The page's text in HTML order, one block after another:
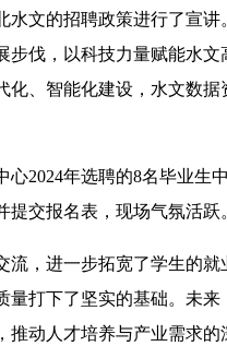
水文的招聘政策进行了宣
步伐，以科技力量赋能水
化、智能化建设，水文数
心2024年选聘的8名毕业生
交报名表，现场气氛活跃
流，进一步拓宽了学生的
量打下了坚实的基础。未
推动人才培养与产业需求